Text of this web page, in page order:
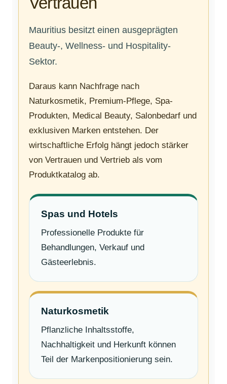
Mauritius besitzt einen ausgeprägten
Beauty-, Wellness- und Hospitality-
Sektor.
Daraus kann Nachfrage nach
Naturkosmetik, Premium-Pflege, Spa-
Produkten, Medical Beauty, Salonbedarf und
exklusiven Marken entstehen. Der
wirtschaftliche Erfolg hängt jedoch stärker
von Vertrauen und Vertrieb als vom
Produktkatalog ab.
Spas und Hotels
Professionelle Produkte für
Behandlungen, Verkauf und
Gästeerlebnis.
Naturkosmetik
Pflanzliche Inhaltsstoffe,
Nachhaltigkeit und Herkunft können
Teil der Markenpositionierung sein.